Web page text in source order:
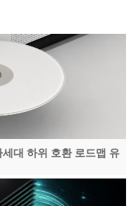
대 하위 호환 로드맵 유